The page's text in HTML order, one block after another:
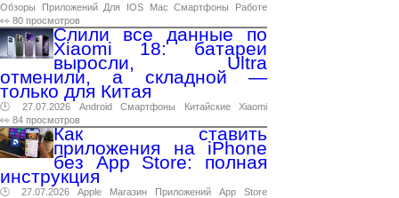
Обзоры
Приложений Для IOS Mac Смартфоны
Работе
👀 80 просмотров
Слили все данные по
Xiaomi 18: батареи
выросли, Ultra
отменили, а складной —
только для Китая
🕑 27.07.2026 Android Смартфоны Китайские
Xiaomi
👀 84 просмотров
Как ставить
приложения на iPhone
без App Store: полная
инструкция
🕑 27.07.2026 Apple Магазин Приложений App
Store